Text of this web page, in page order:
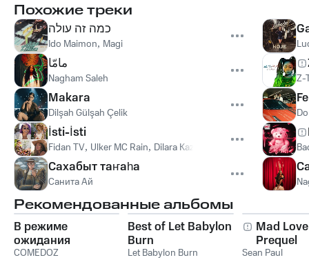
Похожие треки
כמה זה עולה
Ido Maimon, Magi
مامّا
Nagham Saleh
Makara
Dilşah Gülşah Çelik
İsti-İsti
Fidan TV, Ulker MC Rain, Dilara Kazimova
Сахабыт таҥаһа
Санита Ай
Z-
Рекомендованные альбомы
В режиме
ожидания
COMEDOZ
Best of Let Babylon
Burn
Let Babylon Burn
Mad
Prequel
Sean Paul